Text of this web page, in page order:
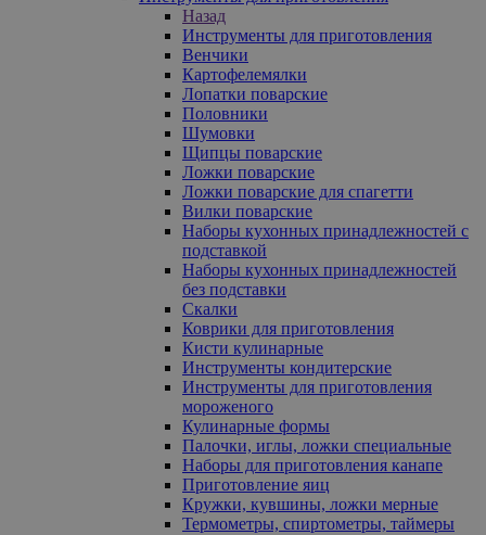
Назад
Инструменты для приготовления
Венчики
Картофелемялки
Лопатки поварские
Половники
Шумовки
Щипцы поварские
Ложки поварские
Ложки поварские для спагетти
Вилки поварские
Наборы кухонных принадлежностей с
подставкой
Наборы кухонных принадлежностей
без подставки
Скалки
Коврики для приготовления
Кисти кулинарные
Инструменты кондитерские
Инструменты для приготовления
мороженого
Кулинарные формы
Палочки, иглы, ложки специальные
Наборы для приготовления канапе
Приготовление яиц
Кружки, кувшины, ложки мерные
Термометры, спиртометры, таймеры